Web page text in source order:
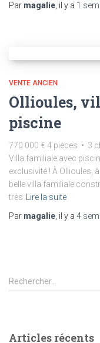
Par magalie , il y a 1
VENTE ANCIEN
Ollioules,
piscine
770 000 € 4 pièces • 3
Villa familiale avec
exclusivité ! À Ollioules,
belle villa familiale
très
Lire la suite
Par magalie , il y a 4
Rechercher…
Articles récents